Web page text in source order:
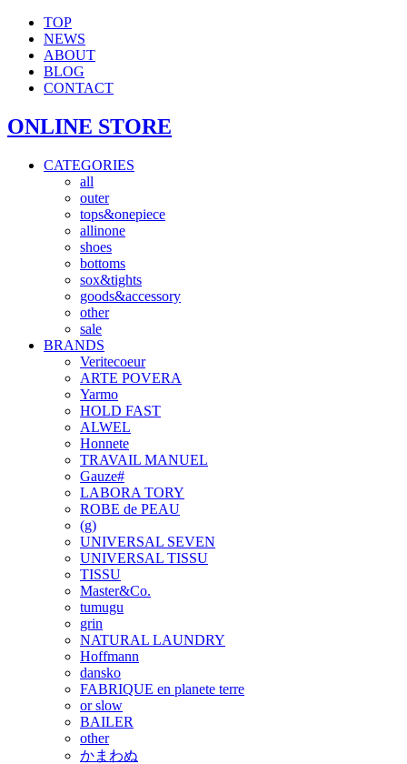
TOP
NEWS
ABOUT
BLOG
CONTACT
ONLINE STORE
CATEGORIES
all
outer
tops&onepiece
allinone
shoes
bottoms
sox&tights
goods&accessory
other
sale
BRANDS
Veritecoeur
ARTE POVERA
Yarmo
HOLD FAST
ALWEL
Honnete
TRAVAIL MANUEL
Gauze#
LABORA TORY
ROBE de PEAU
(g)
UNIVERSAL SEVEN
UNIVERSAL TISSU
TISSU
Master&Co.
tumugu
grin
NATURAL LAUNDRY
Hoffmann
dansko
FABRIQUE en planete terre
or slow
BAILER
other
かまわぬ